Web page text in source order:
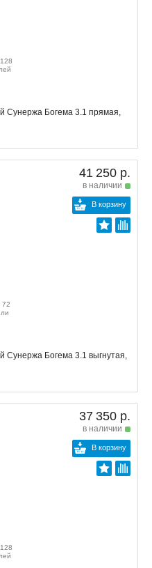
Сунержа Богема 3.1 прямая,
41 250 р.
в наличии
В корзину
72
Сунержа Богема 3.1 выгнутая,
37 350 р.
в наличии
В корзину